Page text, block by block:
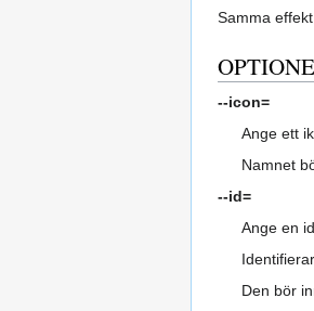
Samma
--icon=
Ange ett
Namnet
--id=
Ange en
Den bör